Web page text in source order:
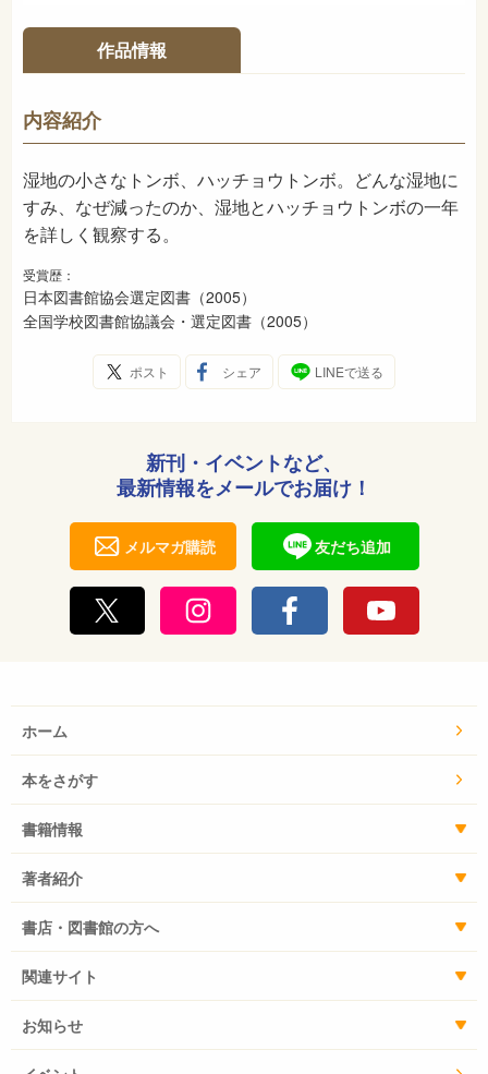
40ページ
ISBN 978-4-03-527830-6
NDC
発売日 2005年3月
作品情報
内容紹介
湿地の小さなトンボ、ハッチョウトンボ。どんな湿地に
すみ、なぜ減ったのか、湿地とハッチョウトンボの一年
を詳しく観察する。
受賞歴：
日本図書館協会選定図書（2005）
全国学校図書館協議会・選定図書（2005）
ポスト シェア LINEで送る
新刊・イベントなど、
最新情報をメールでお届け！
メルマガ購読 友だち追加
ホーム
本をさがす
書籍情報
著者紹介
書店・図書館の方へ
関連サイト
お知らせ